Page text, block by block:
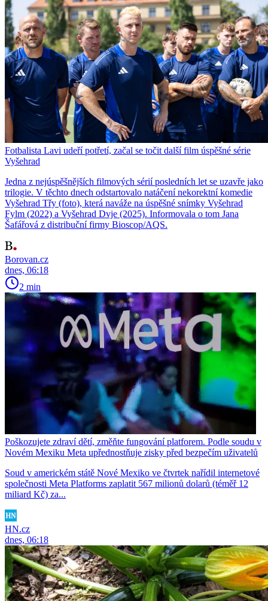
Fotbalista Lavi udeří potřetí, začal se točit další film úspěšné série
Vyšehrad
Jedna z nejúspěšnějších filmových sérií posledních let se uzavře jako
trilogie. V těchto dnech odstartovalo natáčení nekorektní komedie
Vyšehrad Třy (foto), která naváže na úspěšné snímky Vyšehrad
Fylm (2022) a Vyšehrad Dvje (2025). Informovala o tom Jana
Šafářová z distribuční firmy Bioscop/AQS.
Borovan.cz
dnes, 06:18
2 min
Poškozujete zdraví dětí, změňte fungování platforem. Podle soudu v
Novém Mexiku Meta upřednostňuje zisky před bezpečím uživatelů
Soud v americkém státě Nové Mexiko ve čtvrtek nařídil internetové
společnosti Meta Platforms zaplatit 567 milionů dolarů (téměř 12
miliard Kč) za...
HN.cz
dnes, 06:18